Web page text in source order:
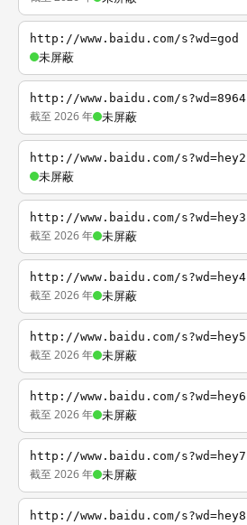
http://www.baidu.com/s?wd=god
未屏蔽
http://www.baidu.com/s?wd=8964
截至 2026 年 未屏蔽
http://www.baidu.com/s?wd=hey2
未屏蔽
http://www.baidu.com/s?wd=hey3
截至 2026 年 未屏蔽
http://www.baidu.com/s?wd=hey4
截至 2026 年 未屏蔽
http://www.baidu.com/s?wd=hey5
截至 2026 年 未屏蔽
http://www.baidu.com/s?wd=hey6
截至 2026 年 未屏蔽
http://www.baidu.com/s?wd=hey7
截至 2026 年 未屏蔽
http://www.baidu.com/s?wd=hey8